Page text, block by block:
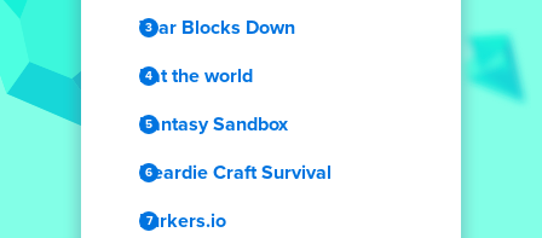
Tear Blocks Down
Eat the world
Fantasy Sandbox
Beardie Craft Survival
Lurkers.io